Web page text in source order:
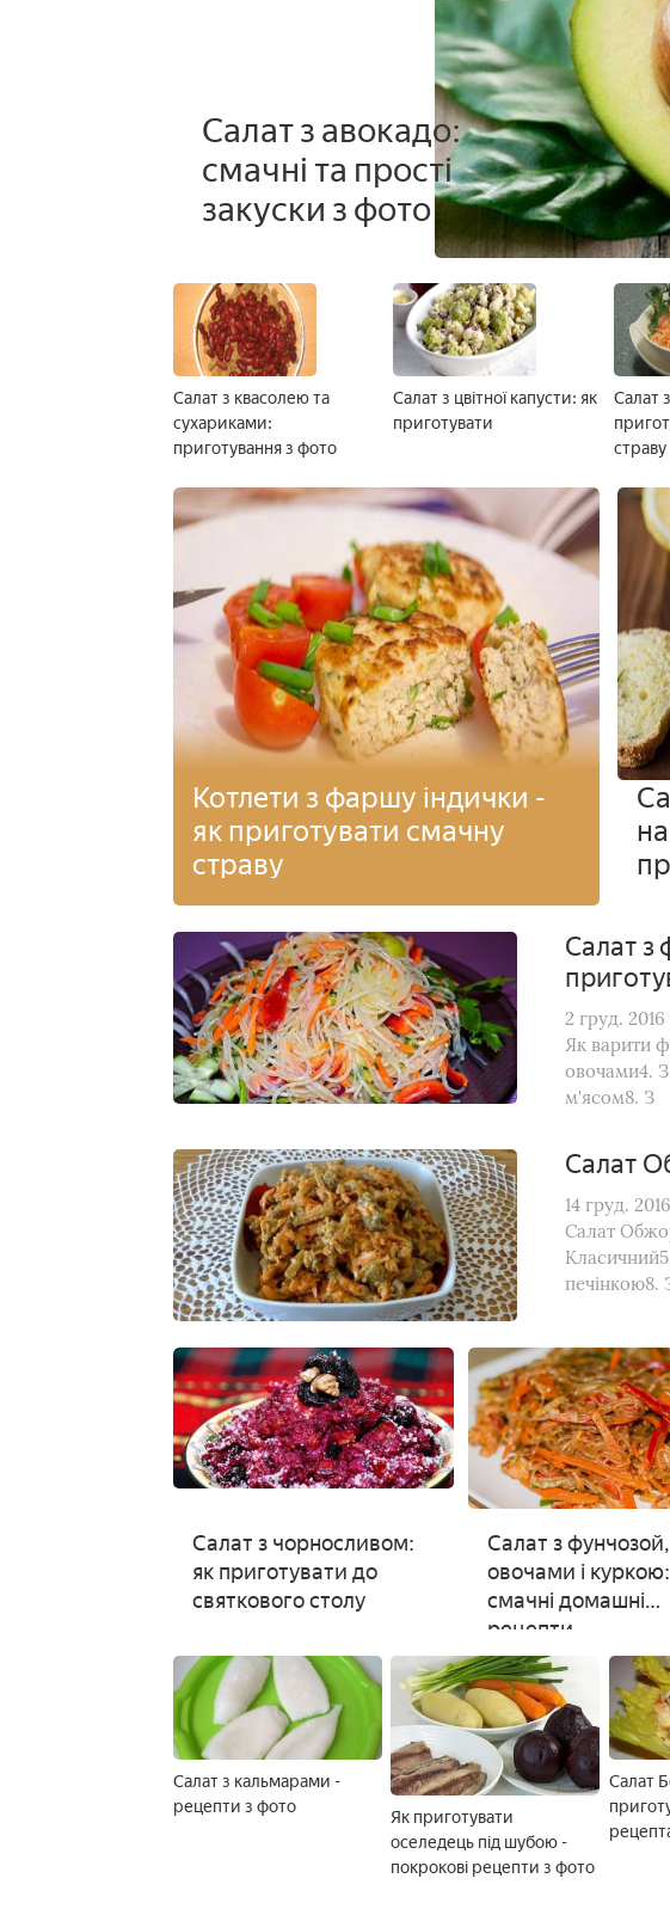
Салат з авокадо:
смачні та прості
закуски з фото
Салат з квасолею та
сухариками:
приготування з фото
Салат з цвітної капусти: як
приготувати
Салат
страву
Котлети з фаршу індички -
як приготувати смачну
страву
Салат з
2 груд.
Як варити
овочами4.
м'ясом8. З
Салат
14 груд.
Салат
печінкою8.
Салат з чорносливом:
як приготувати до
святкового столу
Салат з фунчозой,
овочами і куркою:
смачні домашні
рецепти
Салат з кальмарами -
рецепти з фото
Як приготувати
оселедець під шубою -
покрокові рецепти з фото
Салат